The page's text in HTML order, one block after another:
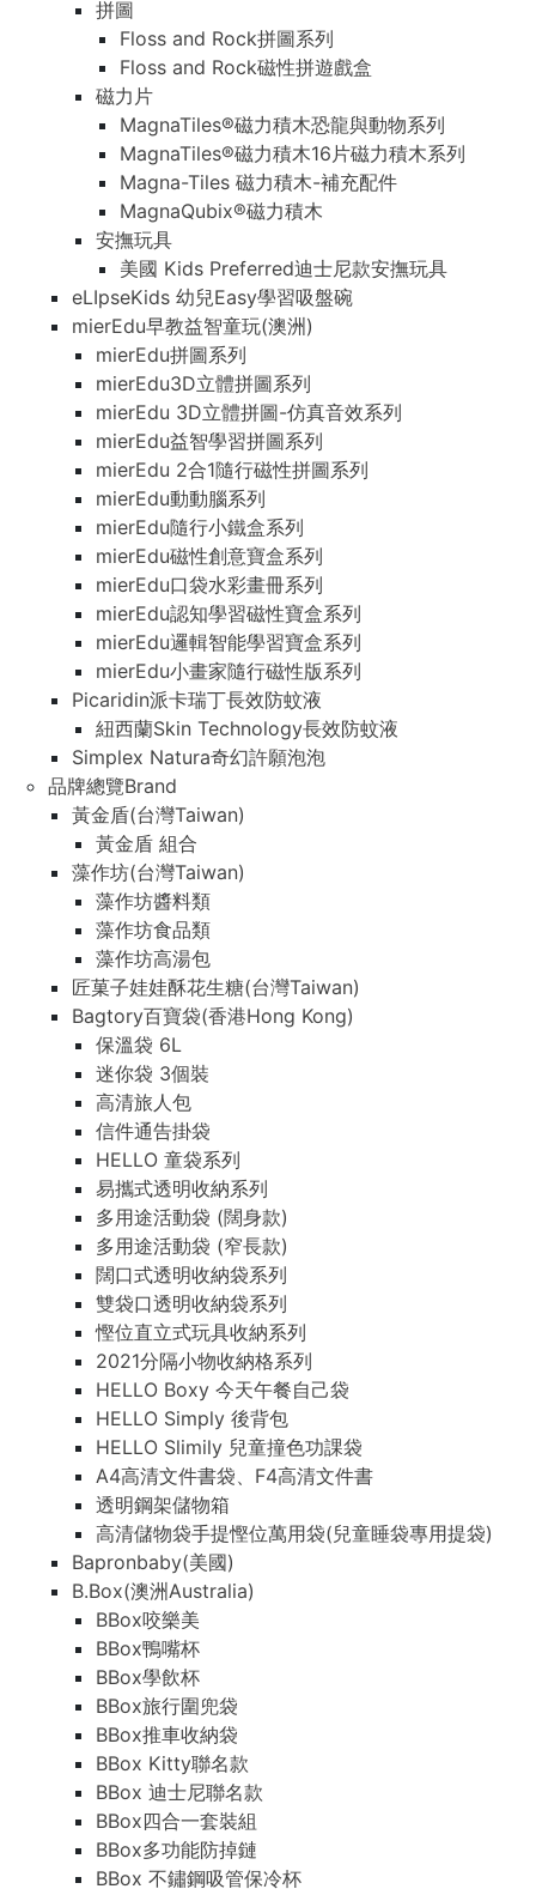
拼圖
Floss and Rock拼圖系列
Floss and Rock磁性拼遊戲盒
磁力片
MagnaTiles®磁力積木恐龍與動物系列
MagnaTiles®磁力積木16片磁力積木系列
Magna-Tiles 磁力積木-補充配件
MagnaQubix®磁力積木
安撫玩具
美國 Kids Preferred迪士尼款安撫玩具
eLIpseKids 幼兒Easy學習吸盤碗
mierEdu早教益智童玩(澳洲)
mierEdu拼圖系列
mierEdu3D立體拼圖系列
mierEdu 3D立體拼圖-仿真音效系列
mierEdu益智學習拼圖系列
mierEdu 2合1隨行磁性拼圖系列
mierEdu動動腦系列
mierEdu隨行小鐵盒系列
mierEdu磁性創意寶盒系列
mierEdu口袋水彩畫冊系列
mierEdu認知學習磁性寶盒系列
mierEdu邏輯智能學習寶盒系列
mierEdu小畫家隨行磁性版系列
Picaridin派卡瑞丁長效防蚊液
紐西蘭Skin Technology長效防蚊液
Simplex Natura奇幻許願泡泡
品牌總覽Brand
黃金盾(台灣Taiwan)
黃金盾 組合
藻作坊(台灣Taiwan)
藻作坊醬料類
藻作坊食品類
藻作坊高湯包
匠菓子娃娃酥花生糖(台灣Taiwan)
Bagtory百寶袋(香港Hong Kong)
保溫袋 6L
迷你袋 3個裝
高清旅人包
信件通告掛袋
HELLO 童袋系列
易攜式透明收納系列
多用途活動袋 (闊身款)
多用途活動袋 (窄長款)
闊口式透明收納袋系列
雙袋口透明收納袋系列
慳位直立式玩具收納系列
2021分隔小物收納格系列
HELLO Boxy 今天午餐自己袋
HELLO Simply 後背包
HELLO Slimily 兒童撞色功課袋
A4高清文件書袋、F4高清文件書
透明鋼架儲物箱
高清儲物袋手提慳位萬用袋(兒童睡袋專用提袋)
Bapronbaby(美國)
B.Box(澳洲Australia)
BBox咬樂美
BBox鴨嘴杯
BBox學飲杯
BBox旅行圍兜袋
BBox推車收納袋
BBox Kitty聯名款
BBox 迪士尼聯名款
BBox四合一套裝組
BBox多功能防掉鏈
BBox 不鏽鋼吸管保冷杯